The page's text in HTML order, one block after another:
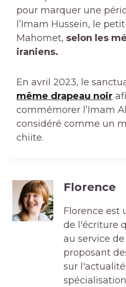
pour marquer une
l’Imam Hussein, le
Mahomet, selon les
iraniens.
En avril 2023, le
même drapeau noir
commémorer l’Imam
considéré comme un
chiite.
Florence
Florence est
de l'écriture
au service
proposant
sur